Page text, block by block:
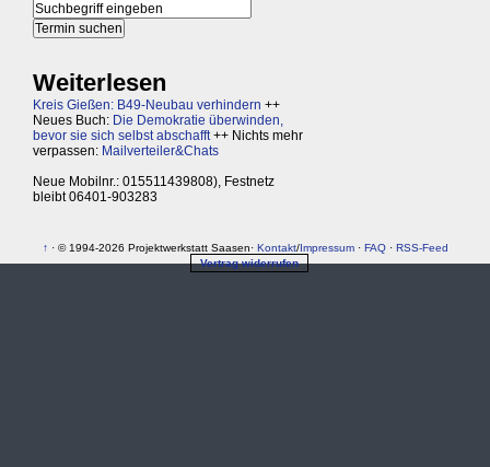
Weiterlesen
Kreis Gießen: B49-Neubau verhindern ++
Neues Buch: Die Demokratie überwinden,
bevor sie sich selbst abschafft++ Nichts mehr
verpassen: Mailverteiler&Chats
Neue Mobilnr.: 015511439808), Festnetz
bleibt 06401-903283
↑ · © 1994-2026 Projektwerkstatt Saasen· Kontakt/Impressum· FAQ· RSS-Feed
Vertrag widerrufen